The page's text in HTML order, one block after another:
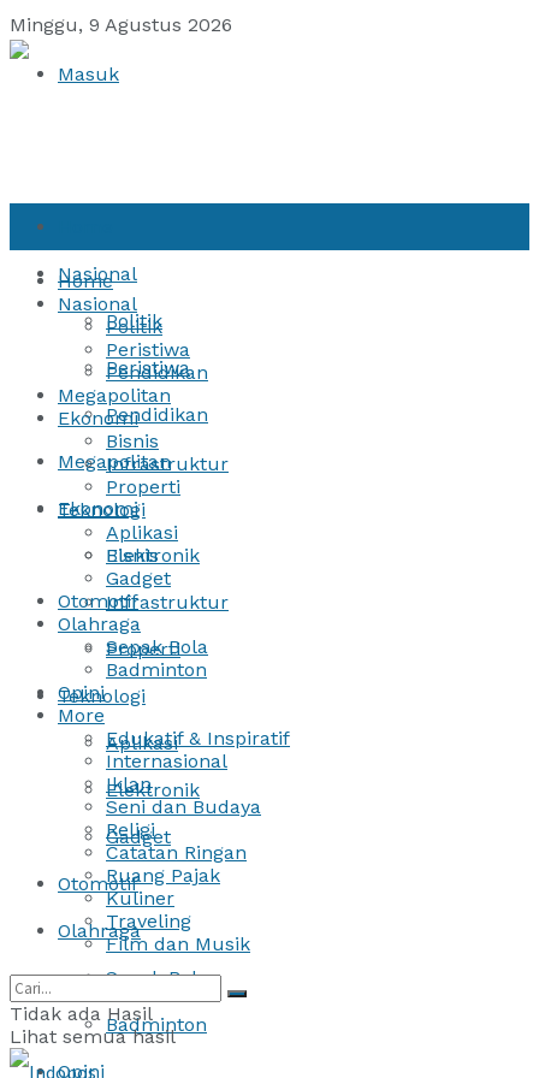
Minggu, 9 Agustus 2026
Masuk
Nasional
Politik
Peristiwa
Pendidikan
Megapolitan
Ekonomi
Bisnis
Infrastruktur
Properti
Teknologi
Aplikasi
Elektronik
Gadget
Otomotif
Olahraga
Sepak Bola
Badminton
Opini
Home
Nasional
Politik
Peristiwa
Pendidikan
Megapolitan
Ekonomi
Bisnis
Infrastruktur
Properti
Teknologi
Aplikasi
Elektronik
Gadget
Otomotif
Olahraga
Sepak Bola
Badminton
Opini
More
Edukatif & Inspiratif
Internasional
Iklan
Seni dan Budaya
Religi
Catatan Ringan
Ruang Pajak
Kuliner
Traveling
Film dan Musik
Tidak ada Hasil
Lihat semua hasil